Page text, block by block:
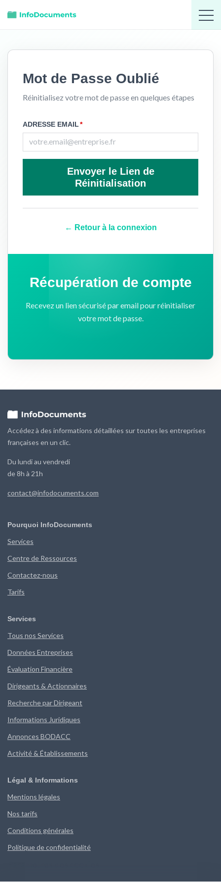
Mot de Passe Oublié
Réinitialisez votre mot de passe en quelques étapes
ADRESSE EMAIL*
Envoyer le Lien de
Réinitialisation
← Retour à la connexion
Récupération de compte
Recevez un lien sécurisé par email pour réinitialiser
votre mot de passe.
Accédez à des informations détaillées sur toutes les entreprises
françaises en un clic.
Du lundi au vendredi
de 8h à 21h
contact@infodocuments.com
Pourquoi InfoDocuments
Services
Centre de Ressources
Contactez-nous
Tarifs
Services
Tous nos Services
Données Entreprises
Évaluation Financière
Dirigeants & Actionnaires
Recherche par Dirigeant
Informations Juridiques
Annonces BODACC
Activité & Établissements
Légal & Informations
Mentions légales
Nos tarifs
Conditions générales
Politique de confidentialité